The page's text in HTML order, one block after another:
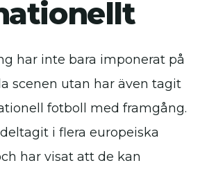
har inte bara imponerat på
scenen utan har även tagit
fotboll med framgång.
i flera europeiska
har visat att de kan